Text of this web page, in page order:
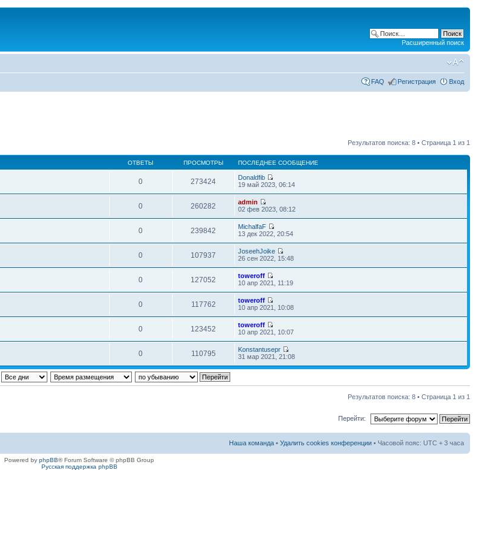
Расширенный поиск
FAQ Регистрация Вход
Результатов поиска: 8 • Страница 1 из 1
ОТВЕТЫ ПРОСМОТРЫ ПОСЛЕДНЕЕ СООБЩЕНИЕ
0 273424
Donaldfib
19 май 2023, 06:14
0 260282
admin
02 фев 2023, 08:12
0 239842
MichalfaF
13 дек 2022, 20:54
0 107937
JoseehJoike
26 сен 2022, 15:48
0 127052
toweroff
10 апр 2021, 11:19
0 117762
toweroff
10 апр 2021, 10:08
0 123452
toweroff
10 апр 2021, 10:07
0 110795
Konstantusepr
31 мар 2021, 21:08
Результатов поиска: 8 • Страница 1 из 1
Перейти:
Наша команда • Удалить cookies конференции • Часовой пояс: UTC + 3 часа
Powered by phpBB® Forum Software © phpBB Group
Русская поддержка phpBB